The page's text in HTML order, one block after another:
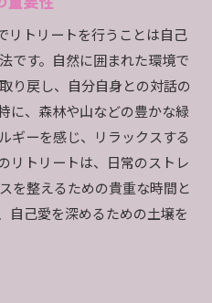
リトリートを行うことは自己
です。自然に囲まれた環境で
り戻し、自分自身との対話の
に、森林や山などの豊かな緑
ギーを感じ、リラックスする
リトリートは、日常のストレ
を整えるための貴重な時間と
自己愛を深めるための土壌を